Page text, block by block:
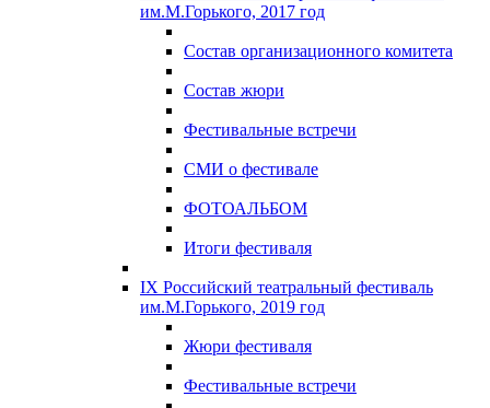
им.М.Горького, 2017 год
Состав организационного комитета
Состав жюри
Фестивальные встречи
СМИ о фестивале
ФОТОАЛЬБОМ
Итоги фестиваля
IX Российский театральный фестиваль
им.М.Горького, 2019 год
Жюри фестиваля
Фестивальные встречи